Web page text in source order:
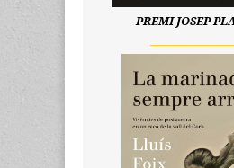
PREMI JOSEP